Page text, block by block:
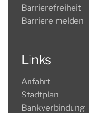
Barrierefreiheit
Barriere melden
Links
Anfahrt
Stadtplan
Bankverbindung